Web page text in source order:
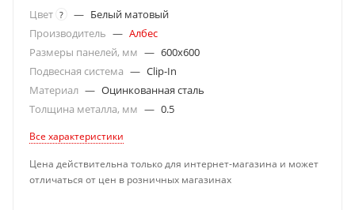
Цвет ? — Белый матовый
Производитель — Албес
Размеры панелей, мм — 600x600
Подвесная система — Clip-In
Материал — Оцинкованная сталь
Толщина металла, мм — 0.5
Все характеристики
Цена действительна только для интернет-магазина и может
отличаться от цен в розничных магазинах